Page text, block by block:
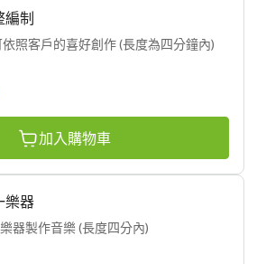
編制
照客戶的喜好創作 (長度為四分鐘內)
加入購物車
樂器
器製作音樂 (長度四分內)